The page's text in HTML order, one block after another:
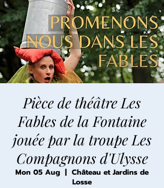
Pièce de théâtre Les
Fables de la Fontaine
jouée par la troupe Les
Compagnons d'Ulysse
Mon 05 Aug
  |
Château et Jardins de
Losse